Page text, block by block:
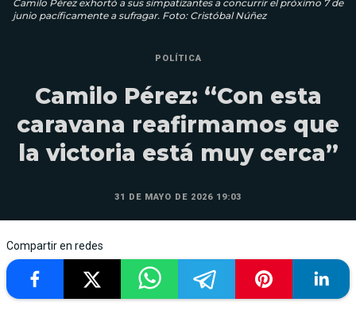
Camilo Pérez exhortó a sus simpatizantes a concurrir el próximo 7 de
junio pacíficamente a sufragar. Foto: Cristóbal Núñez
POLÍTICA
Camilo Pérez: “Con esta
caravana reafirmamos que
la victoria está muy cerca”
31 DE MAYO DE 2026 19:03
Compartir en redes